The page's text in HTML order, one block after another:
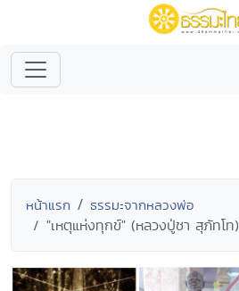
หน้าแรก ธรรมะจากหลวงพ่อ
"เหตุแห่งทุกข์" (หลวงปู่ชา สุภัทโท)